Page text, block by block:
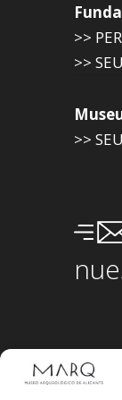
>>
>>
>>